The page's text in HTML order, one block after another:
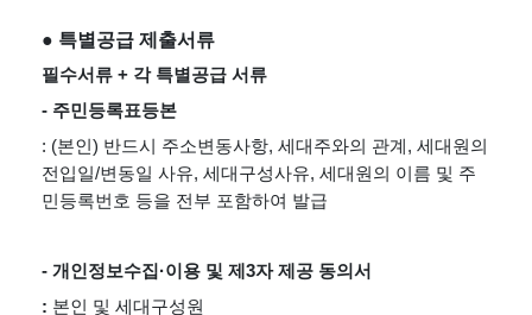
● 특별공급 제출서류
필수서류 + 각 특별공급 서류
- 주민등록표등본
: (본인) 반드시 주소변동사항, 세대주와의 관계, 세대원의
전입일/변동일 사유, 세대구성사유, 세대원의 이름 및 주
민등록번호 등을 전부 포함하여 발급
- 개인정보수집·이용 및 제3자 제공 동의서
: 본인 및 세대구성원